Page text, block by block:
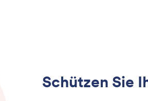
Schützen Sie